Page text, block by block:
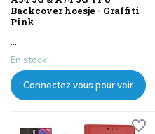
Backcover hoesje - Graffiti
Pink
En stock
Connectez vous pour voir